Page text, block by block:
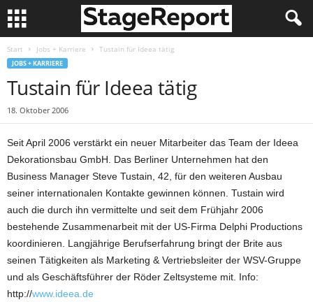
Start Jobs + Karriere Tustain für Ideea tätig
JOBS + KARRIERE
Tustain für Ideea tätig
18. Oktober 2006
Seit April 2006 verstärkt ein neuer Mitarbeiter das Team der Ideea
Dekorationsbau GmbH. Das Berliner Unternehmen hat den
Business Manager Steve Tustain, 42, für den weiteren Ausbau
seiner internationalen Kontakte gewinnen können. Tustain wird
auch die durch ihn vermittelte und seit dem Frühjahr 2006
bestehende Zusammenarbeit mit der US-Firma Delphi Productions
koordinieren. Langjährige Berufserfahrung bringt der Brite aus
seinen Tätigkeiten als Marketing & Vertriebsleiter der WSV-Gruppe
und als Geschäftsführer der Röder Zeltsysteme mit. Info:
http://www.ideea.de